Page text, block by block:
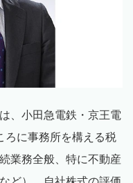
、小田急電鉄・京王電
ろに事務所を構える税
業務全般、特に不動産